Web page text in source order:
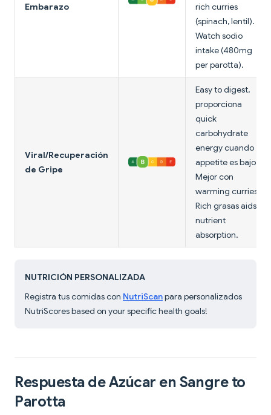
Embarazo
rich curries
(spinach, lentil).
Watch sodio
intake (480mg
per parotta).
Viral/Recuperación
de Gripe
Easy to digest,
proporciona
quick
carbohydrate
energy cuando
appetite es bajo.
Mejor con
warming curries.
Rich grasas aids
nutrient
absorption.
NUTRICIÓN PERSONALIZADA
Registra tus comidas con NutriScanpara personalizados
NutriScores based on your specific health goals!
Respuesta de Azúcar en Sangre to
Parotta